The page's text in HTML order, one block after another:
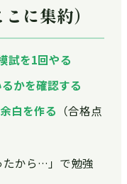
に集約）
試を1回やる
かを確認する
白を作る （合格点
たから…」で勉強